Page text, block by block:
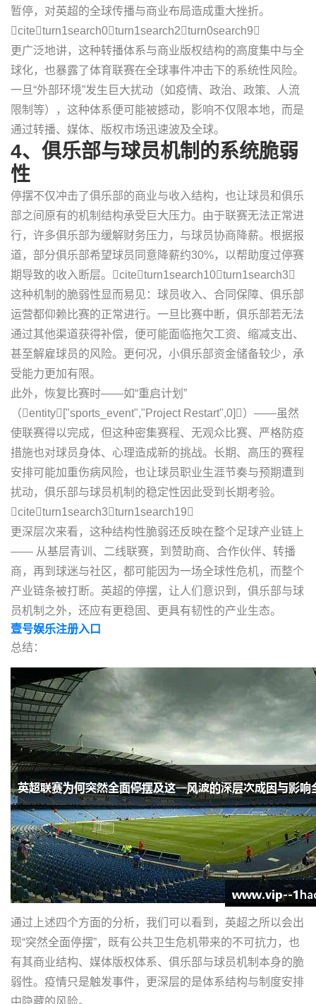
暂停，对英超的全球传播与商业布局造成重大挫折。
citeturn1search0turn1search2turn0search9
更广泛地讲，这种转播体系与商业版权结构的高度集中与全
球化，也暴露了体育联赛在全球事件冲击下的系统性风险。
一旦“外部环境”发生巨大扰动（如疫情、政治、政策、人流
限制等），这种体系便可能被撼动，影响不仅限本地，而是
通过转播、媒体、版权市场迅速波及全球。
4、俱乐部与球员机制的系统脆弱
性
停摆不仅冲击了俱乐部的商业与收入结构，也让球员和俱乐
部之间原有的机制结构承受巨大压力。由于联赛无法正常进
行，许多俱乐部为缓解财务压力，与球员协商降薪。根据报
道，部分俱乐部希望球员同意降薪约30%，以帮助度过停赛
期导致的收入断层。citeturn1search10turn1search3
这种机制的脆弱性显而易见：球员收入、合同保障、俱乐部
运营都仰赖比赛的正常进行。一旦比赛中断，俱乐部若无法
通过其他渠道获得补偿，便可能面临拖欠工资、缩减支出、
甚至解雇球员的风险。更何况，小俱乐部资金储备较少，承
受能力更加有限。
此外，恢复比赛时——如“重启计划”
（entity["sports_event","Project Restart",0]）——虽然
使联赛得以完成，但这种密集赛程、无观众比赛、严格防疫
措施也对球员身体、心理造成新的挑战。长期、高压的赛程
安排可能加重伤病风险，也让球员职业生涯节奏与预期遭到
扰动，俱乐部与球员机制的稳定性因此受到长期考验。
citeturn1search3turn1search19
更深层次来看，这种结构性脆弱还反映在整个足球产业链上
—— 从基层青训、二线联赛，到赞助商、合作伙伴、转播
商，再到球迷与社区，都可能因为一场全球性危机，而整个
产业链条被打断。英超的停摆，让人们意识到，俱乐部与球
员机制之外，还应有更稳固、更具有韧性的产业生态。
壹号娱乐注册入口
总结：
通过上述四个方面的分析，我们可以看到，英超之所以会出
现“突然全面停摆”，既有公共卫生危机带来的不可抗力，也
有其商业结构、媒体版权体系、俱乐部与球员机制本身的脆
弱性。疫情只是触发事件，更深层的是体系结构与制度安排
中隐藏的风险。